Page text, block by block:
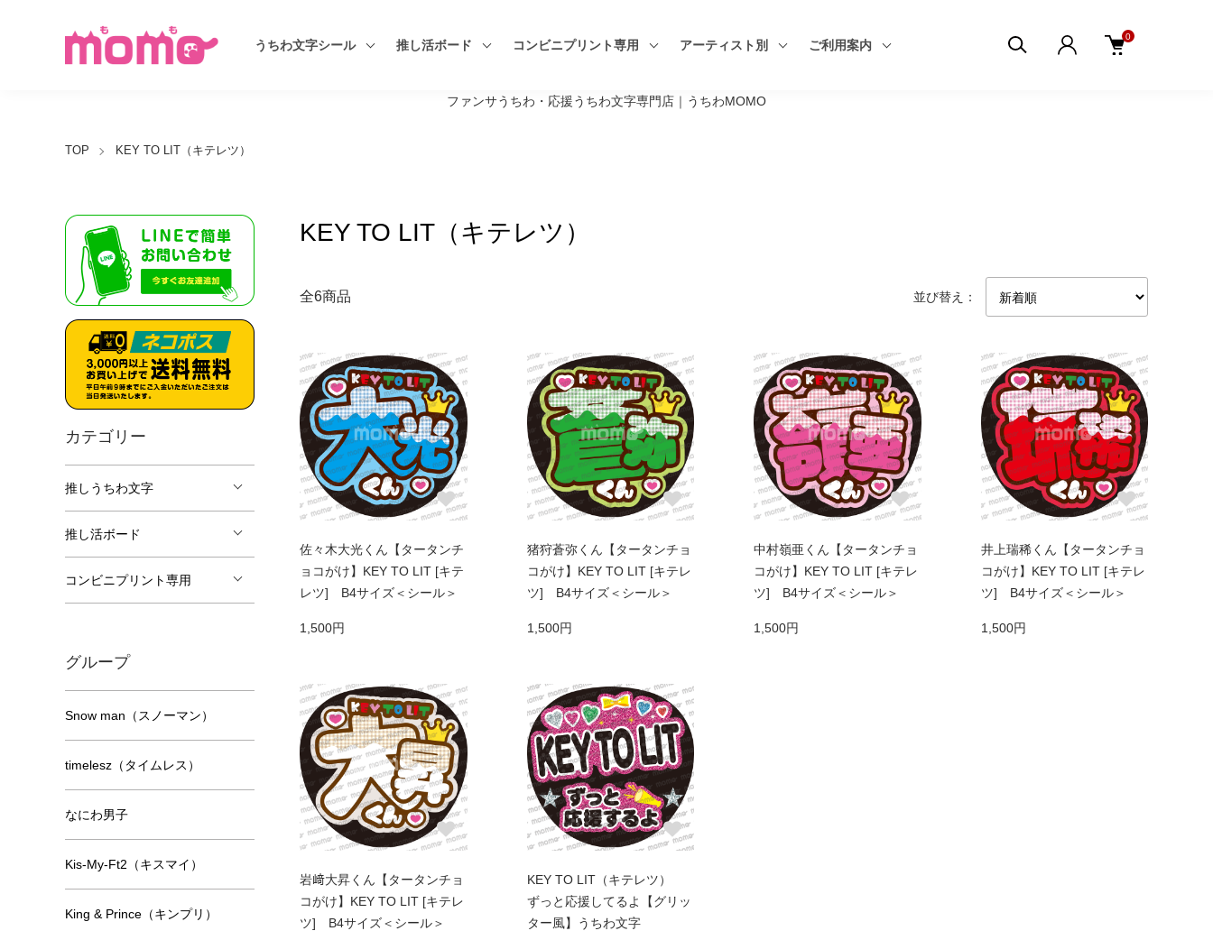
ファンサうちわ・応援うちわ文字専門店｜うちわMOMO
うちわ文字シール 推し活ボード コンビニプリント専用 アーティスト別 ご利用案内
0
TOP KEY TO LIT（キテレツ）
KEY TO LIT（キテレツ）
全6商品 並び替え：
佐々木大光くん【タータンチ
ョコがけ】KEY TO LIT [キテ
レツ] B4サイズ＜シール＞
1,500円
猪狩蒼弥くん【タータンチョ
コがけ】KEY TO LIT [キテレ
ツ] B4サイズ＜シール＞
1,500円
中村嶺亜くん【タータンチョ
コがけ】KEY TO LIT [キテレ
ツ] B4サイズ＜シール＞
1,500円
井上瑞稀くん【タータンチョ
コがけ】KEY TO LIT [キテレ
ツ] B4サイズ＜シール＞
1,500円
岩﨑大昇くん【タータンチョ
コがけ】KEY TO LIT [キテレ
ツ] B4サイズ＜シール＞
KEY TO LIT（キテレツ）
ずっと応援してるよ【グリッ
ター風】うちわ文字
カテゴリー
推しうちわ文字
推し活ボード
コンビニプリント専用
グループ
Snow man（スノーマン）
timelesz（タイムレス）
なにわ男子
Kis-My-Ft2（キスマイ）
King & Prince（キンプリ）